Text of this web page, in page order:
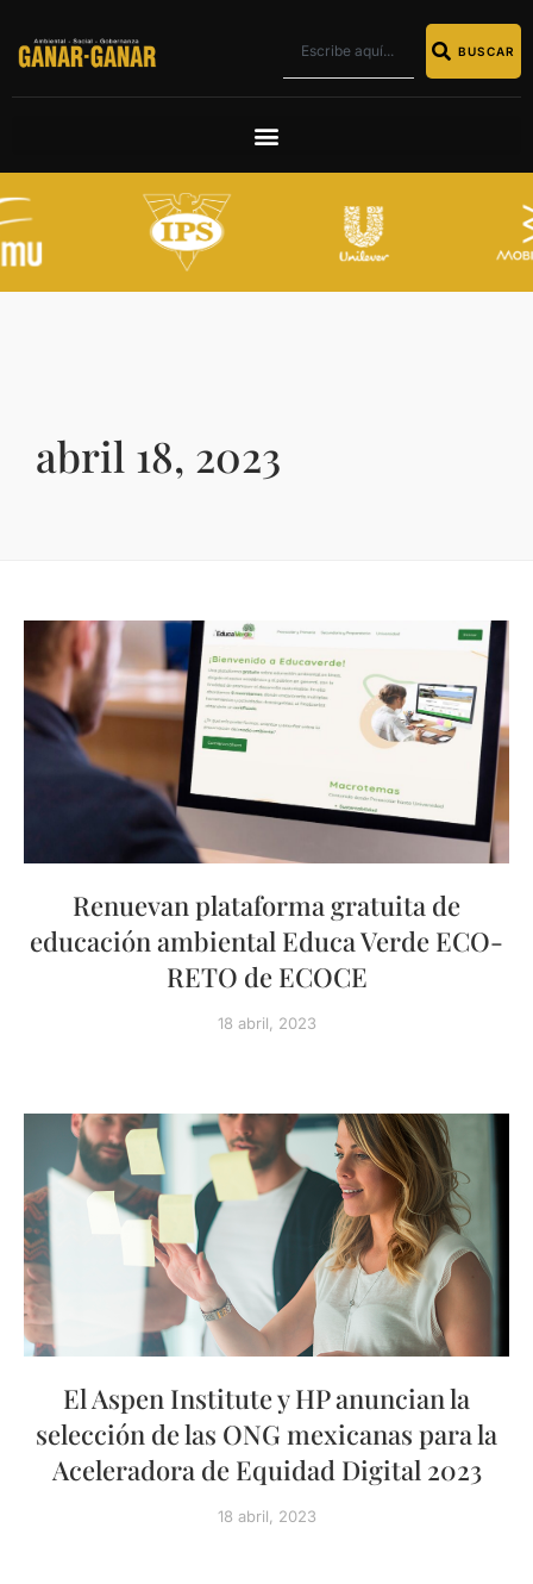
BUSCAR
abril 18, 2023
Renuevan plataforma gratuita de
educación ambiental Educa Verde ECO-
RETO de ECOCE
18 abril, 2023
El Aspen Institute y HP anuncian la
selección de las ONG mexicanas para la
Aceleradora de Equidad Digital 2023
18 abril, 2023